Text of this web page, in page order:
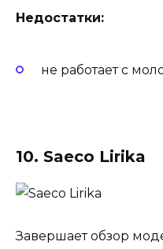
Недостатки:
не работает с
10. Saeco Lirika
Завершает обзор